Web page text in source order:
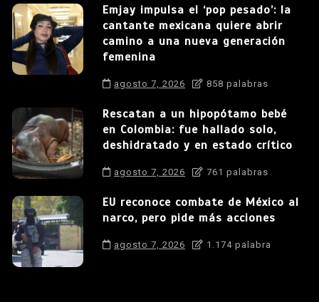
Emjay impulsa el ‘pop pesado’: la
cantante mexicana quiere abrir
camino a una nueva generación
femenina
agosto 7, 2026 858 palabras
Rescatan a un hipopótamo bebé
en Colombia: fue hallado solo,
deshidratado y en estado crítico
agosto 7, 2026 761 palabras
EU reconoce combate de México al
narco, pero pide más acciones
agosto 7, 2026 1.174 palabra